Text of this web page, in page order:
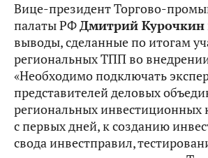
Вице-президент Торгово-
палаты РФДмитрий Курочкин
выводы, сделанные по итогам
региональных ТПП во
«Необходимо подключать
представителей деловых
региональных инвестиционных
с первых дней, к созданию
свода инвестправил,